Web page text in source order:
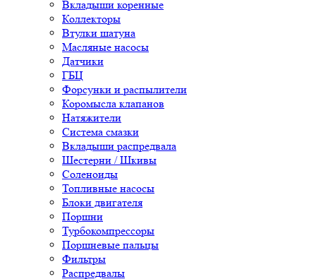
Вкладыши коренные
Коллекторы
Втулки шатуна
Масляные насосы
Датчики
ГБЦ
Форсунки и распылители
Коромысла клапанов
Натяжители
Система смазки
Вкладыши распредвала
Шестерни / Шкивы
Соленоиды
Топливные насосы
Блоки двигателя
Поршни
Турбокомпрессоры
Поршневые пальцы
Фильтры
Распредвалы